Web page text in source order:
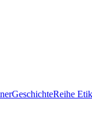
GeschichteReihe